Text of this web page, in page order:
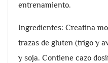
entrenamiento.
Ingredientes: Creatina
trazas de gluten (trigo y
y soja. Contiene cazo